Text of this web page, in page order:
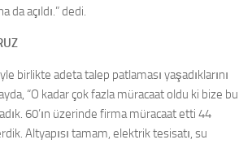
da açıldı.” dedi.
birlikte adeta talep patlaması yaşadıklarını
“O kadar çok fazla müracaat oldu ki bize bu
60’ın üzerinde firma müracaat etti 44
Altyapısı tamam, elektrik tesisatı, su